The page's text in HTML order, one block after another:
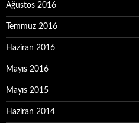
Ağustos 2016
Temmuz 2016
Haziran 2016
Mayıs 2016
Mayıs 2015
Haziran 2014